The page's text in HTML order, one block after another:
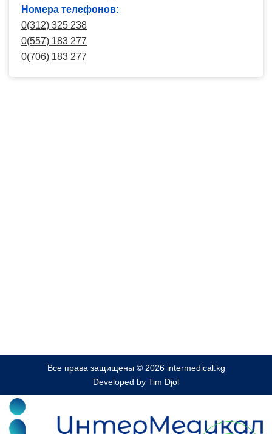
Номера телефонов:
0(312) 325 238
0(557) 183 277
0(706) 183 277
Все права защищены © 2026 intermedical.kg
Developed by Tim Djol